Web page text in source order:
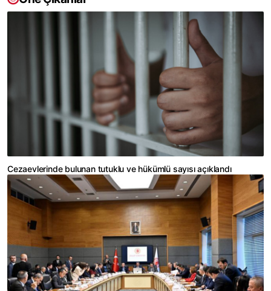
Cezaevlerinde bulunan tutuklu ve hükümlü sayısı açıklandı